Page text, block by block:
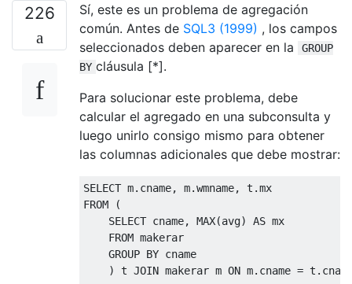
226
Sí, este es un problema de agregación
común. Antes de SQL3 (1999) , los campos
seleccionados deben aparecer en la
GROUP
BY cláusula [*].
Para solucionar este problema, debe
calcular el agregado en una subconsulta y
luego unirlo consigo mismo para obtener
las columnas adicionales que debe mostrar:
SELECT m. cname, m.wmname, t .
FROM
(
SELECT cname, MAX(avg) AS mx
FROM makerar
GROUP BY cname
)
t JOIN makerar m ON m. cname = t .